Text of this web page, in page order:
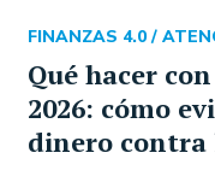
Qué hacer
2026: cómo
dinero
FINANZAS 4.0 /